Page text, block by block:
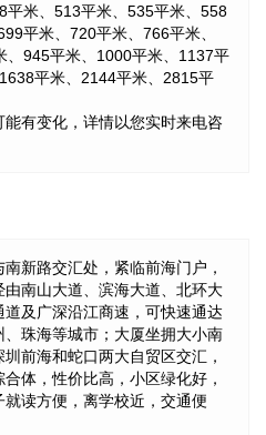
平米、513平米、535平米、558
平米、720平米、766平米、
、945平米、1000平米、1137平
平米、2144平米、2815平
有变化，详情以您实时来电咨
新路交汇处，紧临前海门户，
南山大道、滨海大道、北环大
及广深沿江商速，可快速通达
珠海等城市；大厦坐拥大小南
前海和蛇口两大自贸区交汇，
体，性价比高，小区绿化好，
读方便，离学校近，交通便